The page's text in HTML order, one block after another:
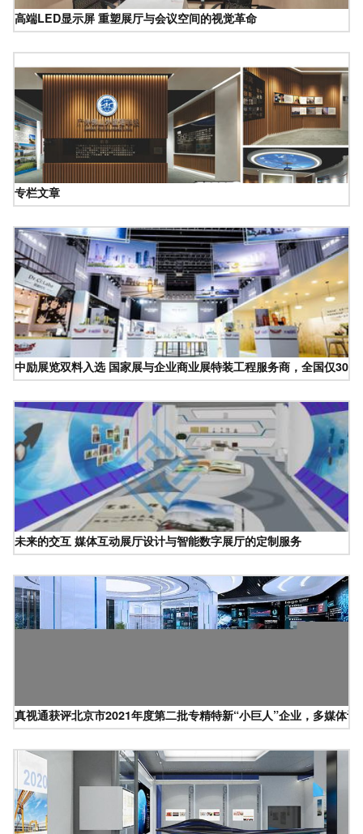
高端LED显示屏 重塑展厅与会议空间的视觉革命
专栏文章
中励展览双料入选 国家展与企业商业展特装工程服务商，全国仅30家
未来的交互 媒体互动展厅设计与智能数字展厅的定制服务
真视通获评北京市2021年度第二批专精特新“小巨人”企业，多媒体设